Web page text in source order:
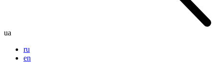
ua
ru
en